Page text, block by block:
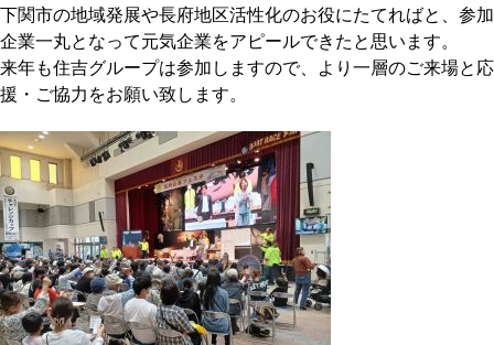
下関市の地域発展や長府地区活性化のお役にたてればと、参加
企業一丸となって元気企業をアピールできたと思います。
来年も住吉グループは参加しますので、より一層のご来場と応
援・ご協力をお願い致します。